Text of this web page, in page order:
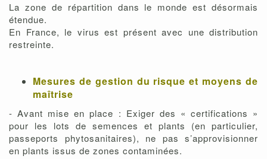
La zone de répartition dans le monde est désormais
étendue.
En France, le virus est présent avec une distribution
restreinte.
Mesures de gestion du risque et moyens de
maîtrise
- Avant mise en place : Exiger des « certifications »
pour les lots de semences et plants (en particulier,
passeports phytosanitaires), ne pas s’approvisionner
en plants issus de zones contaminées.